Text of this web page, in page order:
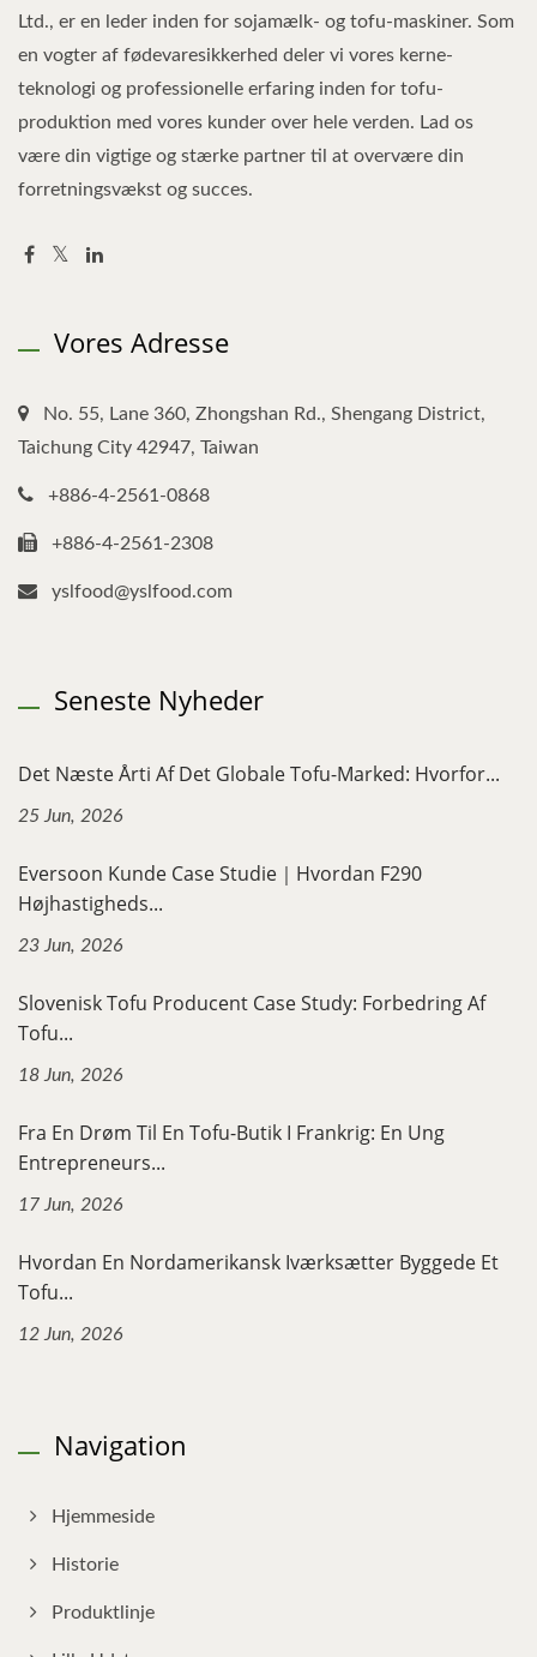
Ltd., er en leder inden for sojamælk- og tofu-maskiner. Som
en vogter af fødevaresikkerhed deler vi vores kerne-
teknologi og professionelle erfaring inden for tofu-
produktion med vores kunder over hele verden. Lad os
være din vigtige og stærke partner til at overvære din
forretningsvækst og succes.
Vores Adresse
No. 55, Lane 360, Zhongshan Rd., Shengang District,
Taichung City 42947, Taiwan
+886-4-2561-0868
+886-4-2561-2308
yslfood@yslfood.com
Seneste Nyheder
Det Næste Årti Af Det Globale Tofu-Marked: Hvorfor...
25 Jun, 2026
Eversoon Kunde Case Studie｜Hvordan F290
Højhastigheds...
23 Jun, 2026
Slovenisk Tofu Producent Case Study: Forbedring Af
Tofu...
18 Jun, 2026
Fra En Drøm Til En Tofu-Butik I Frankrig: En Ung
Entrepreneurs...
17 Jun, 2026
Hvordan En Nordamerikansk Iværksætter Byggede Et
Tofu...
12 Jun, 2026
Navigation
Hjemmeside
Historie
Produktlinje